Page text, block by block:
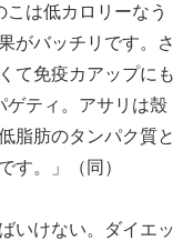
こは低カロリーなう
がバッチリです。さ
て免疫カアップにも
ゲティ。アサリは殼
脂肪のタンパク質と
す。」（同）
いけない。ダイエッ